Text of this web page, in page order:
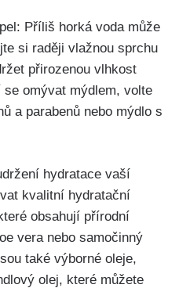
Příliš ⁢horká voda může
si raději vlažnou sprchu
přirozenou vlhkost
omývat mýdlem, volte‍
‌a parabenů nebo⁢ mýdlo s
hydratace vaší
kvalitní hydratační
obsahují‍ přírodní
vera ‌nebo samočinný⁢
také výborné oleje,
olej,​ které můžete